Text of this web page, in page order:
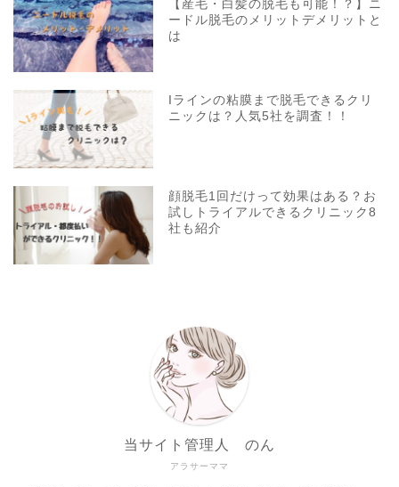
【産毛・白髪の脱毛も可能！？】ニ
ードル脱毛のメリットデメリットと
は
Iラインの粘膜まで脱毛できるクリ
ニックは？人気5社を調査！！
顔脱毛1回だけって効果はある？お
試しトライアルできるクリニック8
社も紹介
アラサーママ
当サイト管理人 のん